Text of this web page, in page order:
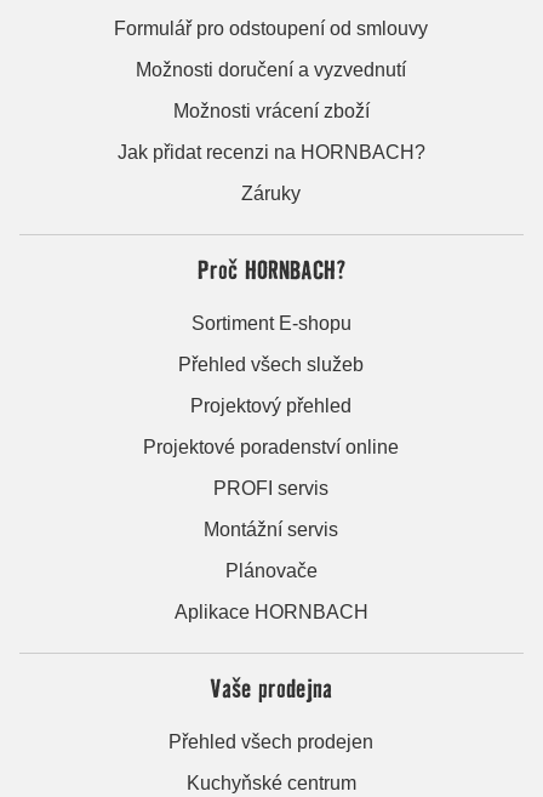
Formulář pro odstoupení od smlouvy
Možnosti doručení a vyzvednutí
Možnosti vrácení zboží
Jak přidat recenzi na HORNBACH?
Záruky
Proč HORNBACH?
Sortiment E-shopu
Přehled všech služeb
Projektový přehled
Projektové poradenství online
PROFI servis
Montážní servis
Plánovače
Aplikace HORNBACH
Vaše prodejna
Přehled všech prodejen
Kuchyňské centrum